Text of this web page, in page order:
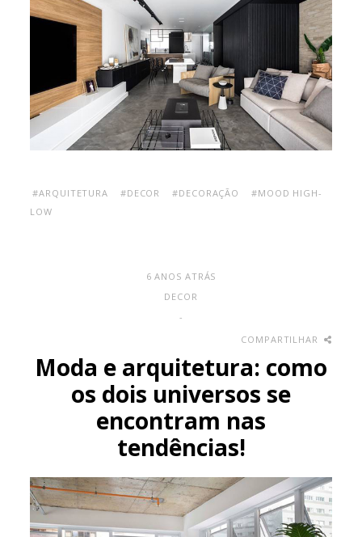
#ARQUITETURA #DECOR #DECORAÇÃO
#MOOD HIGH-
LOW
6 ANOS ATRÁS
DECOR
-
COMPARTILHAR
Moda e arquitetura: como
os dois universos se
encontram nas
tendências!